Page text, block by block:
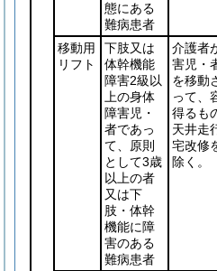
態にある
難病患者
移動用
リフト
下肢又は
体幹機能
障害2級以
上の身体
障害児・
者であっ
て、原則
として3歳
以上の者
又は下
肢・体幹
機能に障
害のある
難病患者
介護者
害児・
を移動
って、
得るも
天井走
宅改修
除く。